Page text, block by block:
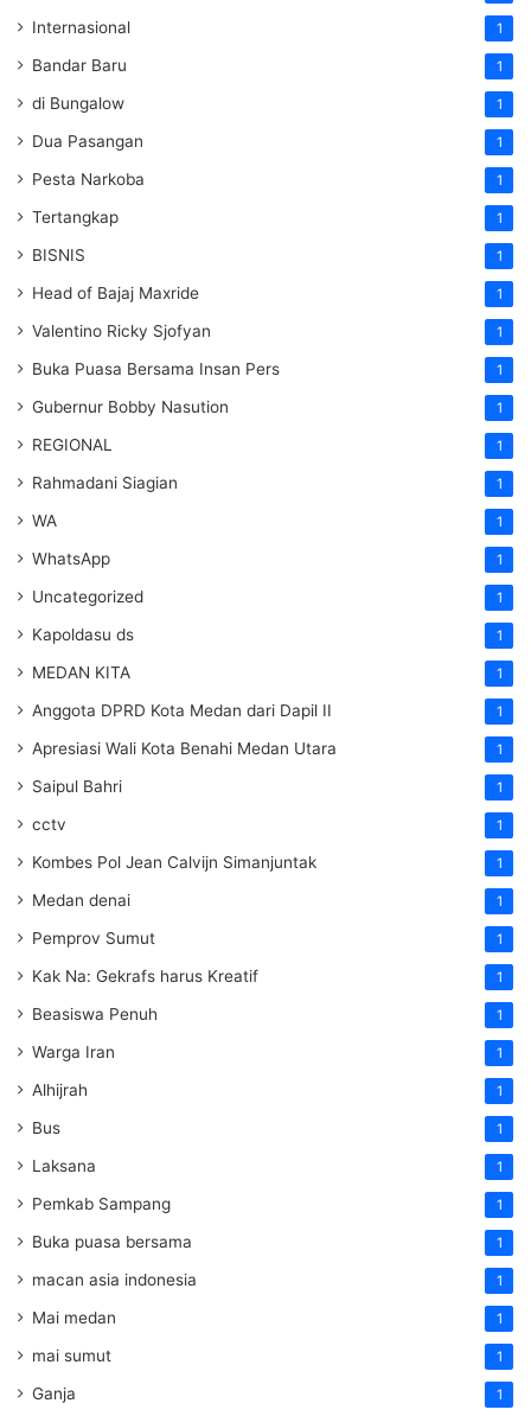
Internasional 1
Bandar Baru 1
di Bungalow 1
Dua Pasangan 1
Pesta Narkoba 1
Tertangkap 1
BISNIS 1
Head of Bajaj Maxride 1
Valentino Ricky Sjofyan 1
Buka Puasa Bersama Insan Pers 1
Gubernur Bobby Nasution 1
REGIONAL 1
Rahmadani Siagian 1
WA 1
WhatsApp 1
Uncategorized 1
Kapoldasu ds 1
MEDAN KITA 1
Anggota DPRD Kota Medan dari Dapil II 1
Apresiasi Wali Kota Benahi Medan Utara 1
Saipul Bahri 1
cctv 1
Kombes Pol Jean Calvijn Simanjuntak 1
Medan denai 1
Pemprov Sumut 1
Kak Na: Gekrafs harus Kreatif 1
Beasiswa Penuh 1
Warga Iran 1
Alhijrah 1
Bus 1
Laksana 1
Pemkab Sampang 1
Buka puasa bersama 1
macan asia indonesia 1
Mai medan 1
mai sumut 1
Ganja 1